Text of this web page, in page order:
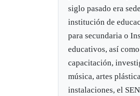
siglo pasado era
institución de
para secundaria o
educativos, así
capacitación,
música, artes
instalaciones, el